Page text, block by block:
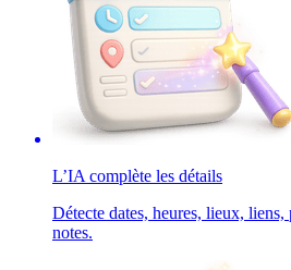
L’IA complète les détails
Détecte dates, heures, lieux, liens,
notes.